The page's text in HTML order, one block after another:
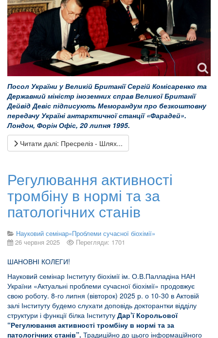
Посол України у Великій Британії Сергій Комісаренко та
Державний міністр іноземних справ Великої Британії
Дейвід Девіс підписують Меморандум про безкоштовну
передачу Україні антарктичної станції «Фарадей».
Лондон, Форін Офіс, 20 липня 1995.
Читати далі: Пресреліз - Шлях...
Регулювання активності
тромбіну в нормі та за
патологічних станів
Науковий семінар«Проблеми сучасної біохімії»
26 червня 2025
Перегляди: 1701
ШАНОВНІ КОЛЕГИ!
Науковий семінар Інституту біохімії ім. О.В.Палладіна НАН
України «Актуальні проблеми сучасної біохімії» продовжує
свою роботу. 8-го липня (вівторок) 2025 р. о 10-30 в Актовій
залі Інституту будемо слухати доповідь докторантки відділу
структури і функції білка Інституту Дар’ї Корольової
“Регулювання активності тромбіну в нормі та за
патологічних станів”. Традиційно до цього інформаційного